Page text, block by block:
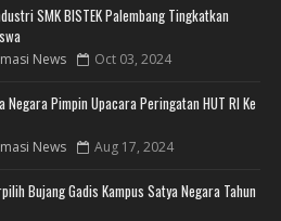
SMK BISTEK Palembang Tingkatkan
News Oct 03, 2024
Negara Pimpin Upacara Peringatan HUT RI Ke
News Aug 17, 2024
Bujang Gadis Kampus Satya Negara Tahun